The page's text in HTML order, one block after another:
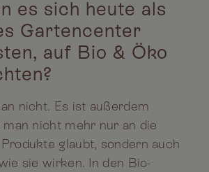
es sich heute als
Gartencenter
auf Bio & Öko
nicht. Es ist außerdem
nicht mehr nur an die
glaubt, sondern auch
sie wirken. In den Bio-